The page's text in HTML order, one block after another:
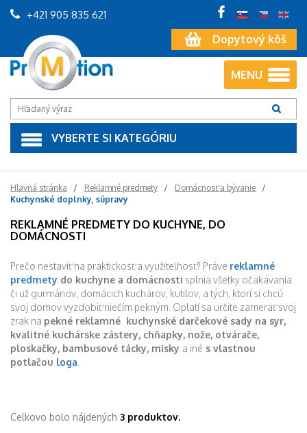
Dopytový kôš
+421 905 835 621
MENU
VYBERTE SI KATEGÓRIU
Hlavná stránka Reklamné predmety
Domácnosť a bývanie
Kuchynské doplnky, súpravy
REKLAMNÉ PREDMETY DO KUCHYNE, DO
DOMÁCNOSTI
Prečo nestaviť na praktickosť a využiteľnosť? Práve reklamné
predmety do kuchyne a domácnosti splnia všetky očakávania
či už gurmánov, domácich kuchárov, kutilov, a tých, ktorí si chcú
svoj domov vyzdobiť niečím pekným. Oplatí sa určite zamerať svoj
zrak na pekné reklamné kuchynské darčekové sady na syr,
kvalitné kuchárske zástery, chňapky, nože, otvárače,
ploskačky, bambusové tácky, misky a iné s vlastnou
potlačou loga
Celkovo bolo nájdených 3 produktov.